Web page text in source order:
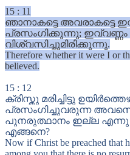
15 : 11
ഞാനാകട്ടെ അവരാകട്ടെ
പ്രസംഗിക്കുന്നു; ഇവ്വണ്ണം
വിശ്വസിച്ചുമിരിക്കുന്നു.
Therefore whether it were I or
believed.
15 : 12
ക്രിസ്തു മരിച്ചിട്ടു
പ്രസംഗിച്ചുവരുന്ന
പുനരുത്ഥാനം ഇല്ല എന്നു
എങ്ങനെ?
Now if Christ be preached that